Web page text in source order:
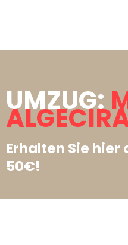
UMZUG:
Erhalten Sie hier
50€!